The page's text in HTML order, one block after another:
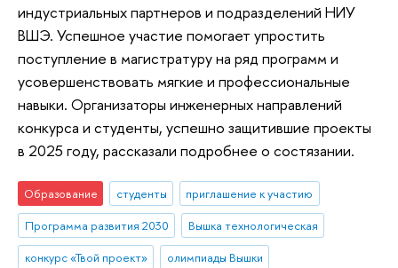
индустриальных партнеров и подразделений НИУ
ВШЭ. Успешное участие помогает упростить
поступление в магистратуру на ряд программ и
усовершенствовать мягкие и профессиональные
навыки. Организаторы инженерных направлений
конкурса и студенты, успешно защитившие проекты
в 2025 году, рассказали подробнее о состязании.
Образование студенты
приглашение к участию
Программа развития 2030
Вышка технологическая
конкурс «Твой проект»
олимпиады Вышки